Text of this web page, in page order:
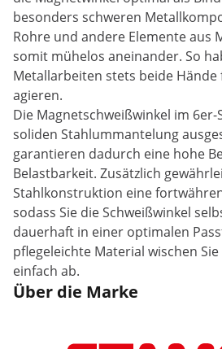
besonders schweren
Rohre und andere Elemente aus
somit mühelos aneinander. So
Metallarbeiten stets beide
agieren.
Die Magnetschweißwinkel im
soliden Stahlummantelung
garantieren dadurch eine hohe
Belastbarkeit. Zusätzlich
Stahlkonstruktion eine
sodass Sie die Schweißwinkel
dauerhaft in einer optimalen
pflegeleichte Material wischen
einfach ab.
Über die Marke